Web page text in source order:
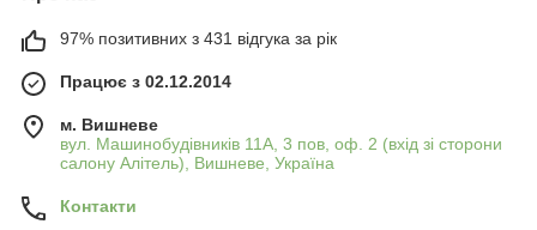
97% позитивних з 431 відгука за рік
Працює з 02.12.2014
м. Вишневе
вул. Машинобудівників 11А, 3 пов, оф. 2 (вхід зі сторони
салону Алітель), Вишневе, Україна
Контакти